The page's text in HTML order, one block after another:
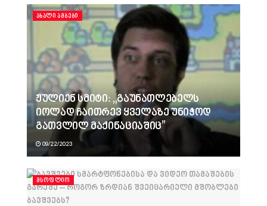
ᲐᲮᲐᲚᲘ ᲐᲛᲑᲔᲑᲘ
ჟულიენ სმიტი: ,,გაუნათლებელს
იოლად ჩაითრევ ყველაზე უნიჭოდ
გათვლილ მაქინაციაშიც”
09/22/2023
ᲛᲡᲝᲤᲚᲘᲝ